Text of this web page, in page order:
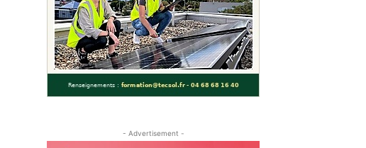
- Advertisement -